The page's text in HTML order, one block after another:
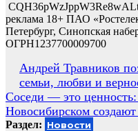
реклама 18+ ПАО
Петербург, Синопская
ОГРН1237700009700
Навигация
по
записям
Андрей Травников
семьи, любви и
Соседи — это
Новосибирском
Раздел: Новости